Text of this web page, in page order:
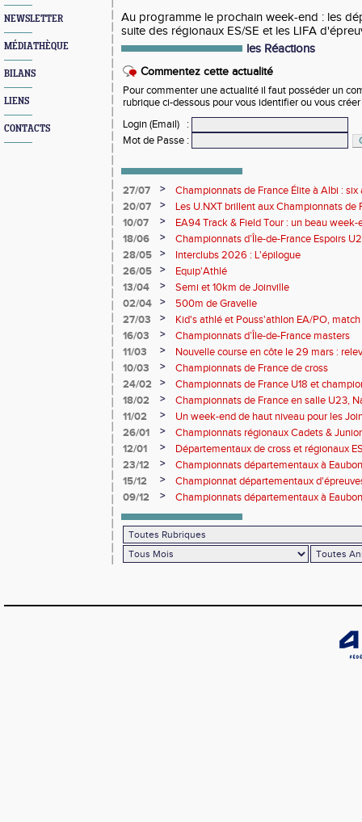
NEWSLETTER
MÉDIATHÈQUE
BILANS
LIENS
CONTACTS
Au programme le prochain week-end : les
suite des régionaux ES/SE et les LIFA
les Réactions
Commentez cette actualité
Pour commenter une actualité il faut posséder un
rubrique ci-dessous pour vous identifier ou vous
Login (Email)
:
Mot de Passe :
27/07 >
Championnats de France Élite à Albi :
rendez-vous de l'élite nationale
20/07 >
Les U.NXT brillent aux Championnats de
une pluie de performances
10/07 >
EA94 Track & Field Tour : un beau
18/06
>
Championnats d’Île-de-France Espoirs
28/05
>
Interclubs 2026 : L'épilogue
26/05
>
Equip'Athlé
13/04
>
Semi et 10km de Joinville
02/04
>
500m de Gravelle
27/03
>
Kid's athlé et Pouss'athlon EA/PO,
championnat LIFA épreuves combinées
16/03 >
Championnats d’Île-de-France masters
11/03
>
Nouvelle course en côte le 29 mars :
10/03
>
Championnats de France de cross
24/02
>
Championnats de France U18 et
Lancers Long
18/02 >
Championnats de France en salle U23,
de cross-country
11/02 >
Un week-end de haut niveau pour les
26/01
>
Championnats régionaux Cadets &
performances avant le Meeting de Paris
12/01 >
Départementaux de cross et régionaux
23/12
>
Championnats départementaux à
15/12
>
Championnat départementaux
09/12
> Championnats départementaux à